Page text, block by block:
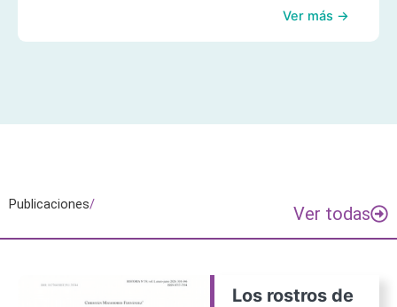
Ver más →
Publicaciones/ Ver todas
Los rostros de